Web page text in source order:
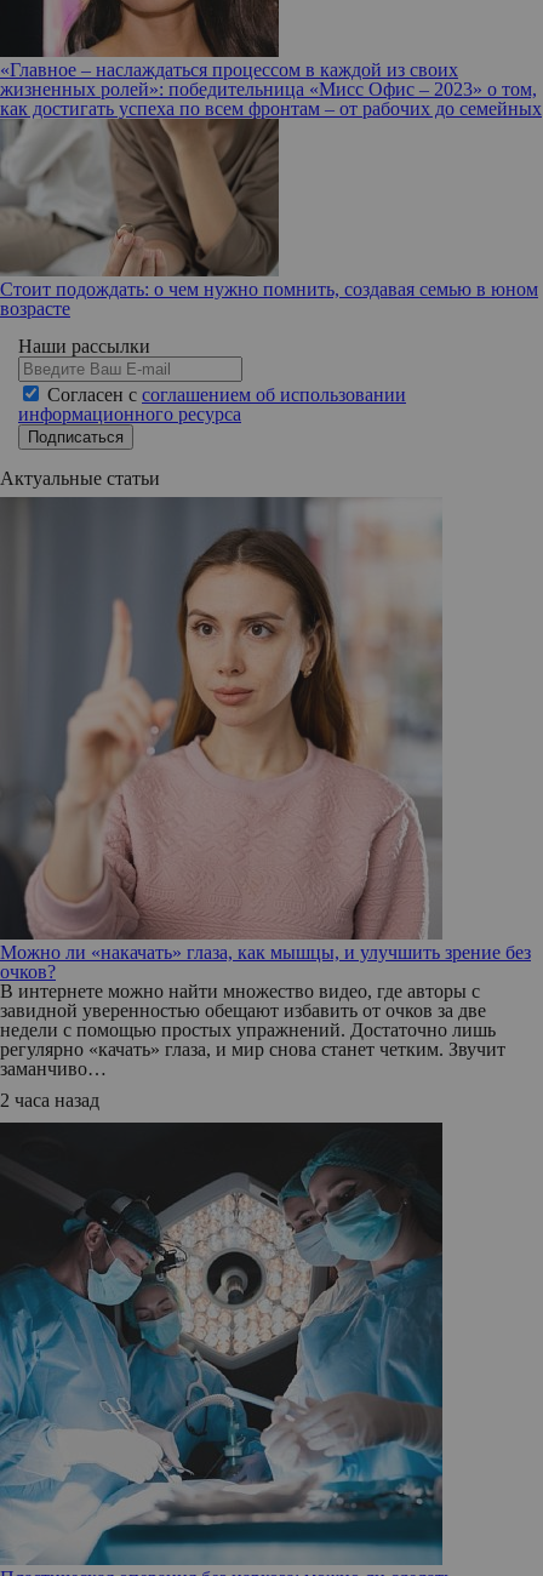
«Главное – наслаждаться процессом в каждой из своих
жизненных ролей»: победительница «Мисс Офис – 2023» о том,
как достигать успеха по всем фронтам – от рабочих до семейных
Стоит подождать: о чем нужно помнить, создавая семью в юном
возрасте
Наши рассылки
Согласен с соглашением об использовании
информационного ресурса
Подписаться
Актуальные статьи
Можно ли «накачать» глаза, как мышцы, и улучшить зрение без
очков?
В интернете можно найти множество видео, где авторы с
завидной уверенностью обещают избавить от очков за две
недели с помощью простых упражнений. Достаточно лишь
регулярно «качать» глаза, и мир снова станет четким. Звучит
заманчиво…
2 часа назад